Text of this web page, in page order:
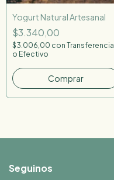
Yogurt Natural Artesanal
$3.340,00
$3.006,00 con Transferencia
o Efectivo
Comprar
Seguinos